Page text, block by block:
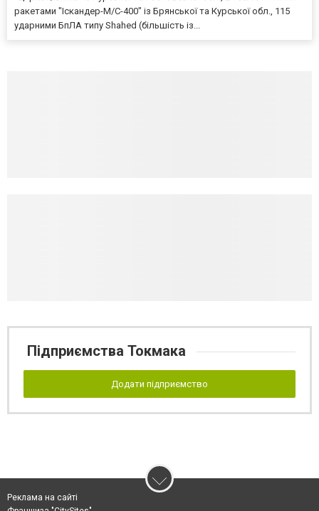
ракетами "Іскандер-М/С-400" із Брянської та Курської обл., 115
ударними БпЛА типу Shahed (більшість із...
Підприємства Токмака
Додати підприємство
Реклама на сайті